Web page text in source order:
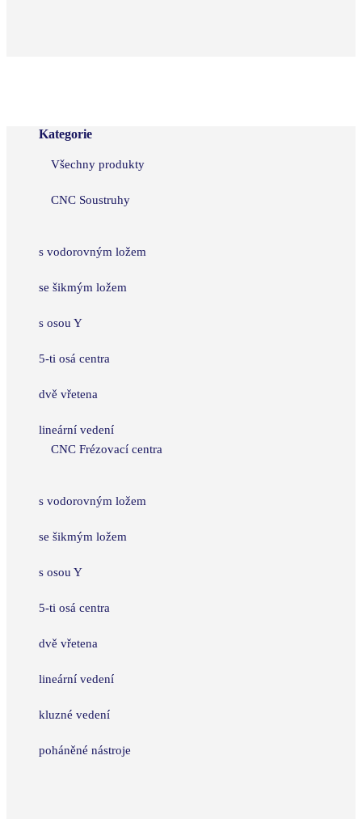
Kategorie
Všechny produkty
CNC Soustruhy
s vodorovným ložem
se šikmým ložem
s osou Y
5-ti osá centra
dvě vřetena
lineární vedení
CNC Frézovací centra
s vodorovným ložem
se šikmým ložem
s osou Y
5-ti osá centra
dvě vřetena
lineární vedení
kluzné vedení
poháněné nástroje